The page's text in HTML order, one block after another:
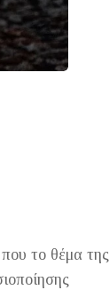
που το θέμα της